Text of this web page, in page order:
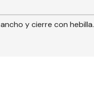
y cierre con hebilla.